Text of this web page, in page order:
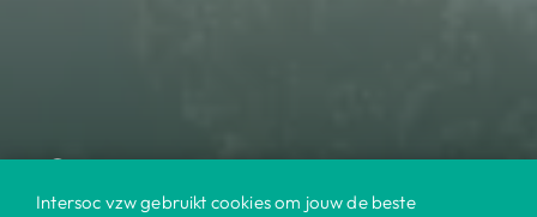
Intersoc vzw gebruikt cookies om jouw de beste